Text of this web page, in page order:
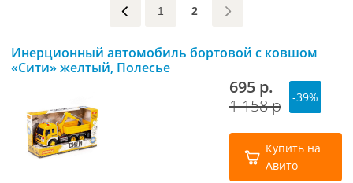
1 2
Инерционный автомобиль бортовой с ковшом
«Сити» желтый, Полесье
695 р.
1 158 р
-39%
Купить на
Авито